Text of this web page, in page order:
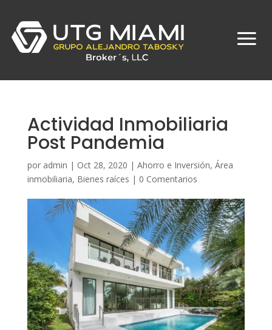
Actividad Inmobiliaria
Post Pandemia
por admin | Oct 28, 2020 | Ahorro e Inversión, Área
inmobiliaria, Bienes raíces | 0 Comentarios